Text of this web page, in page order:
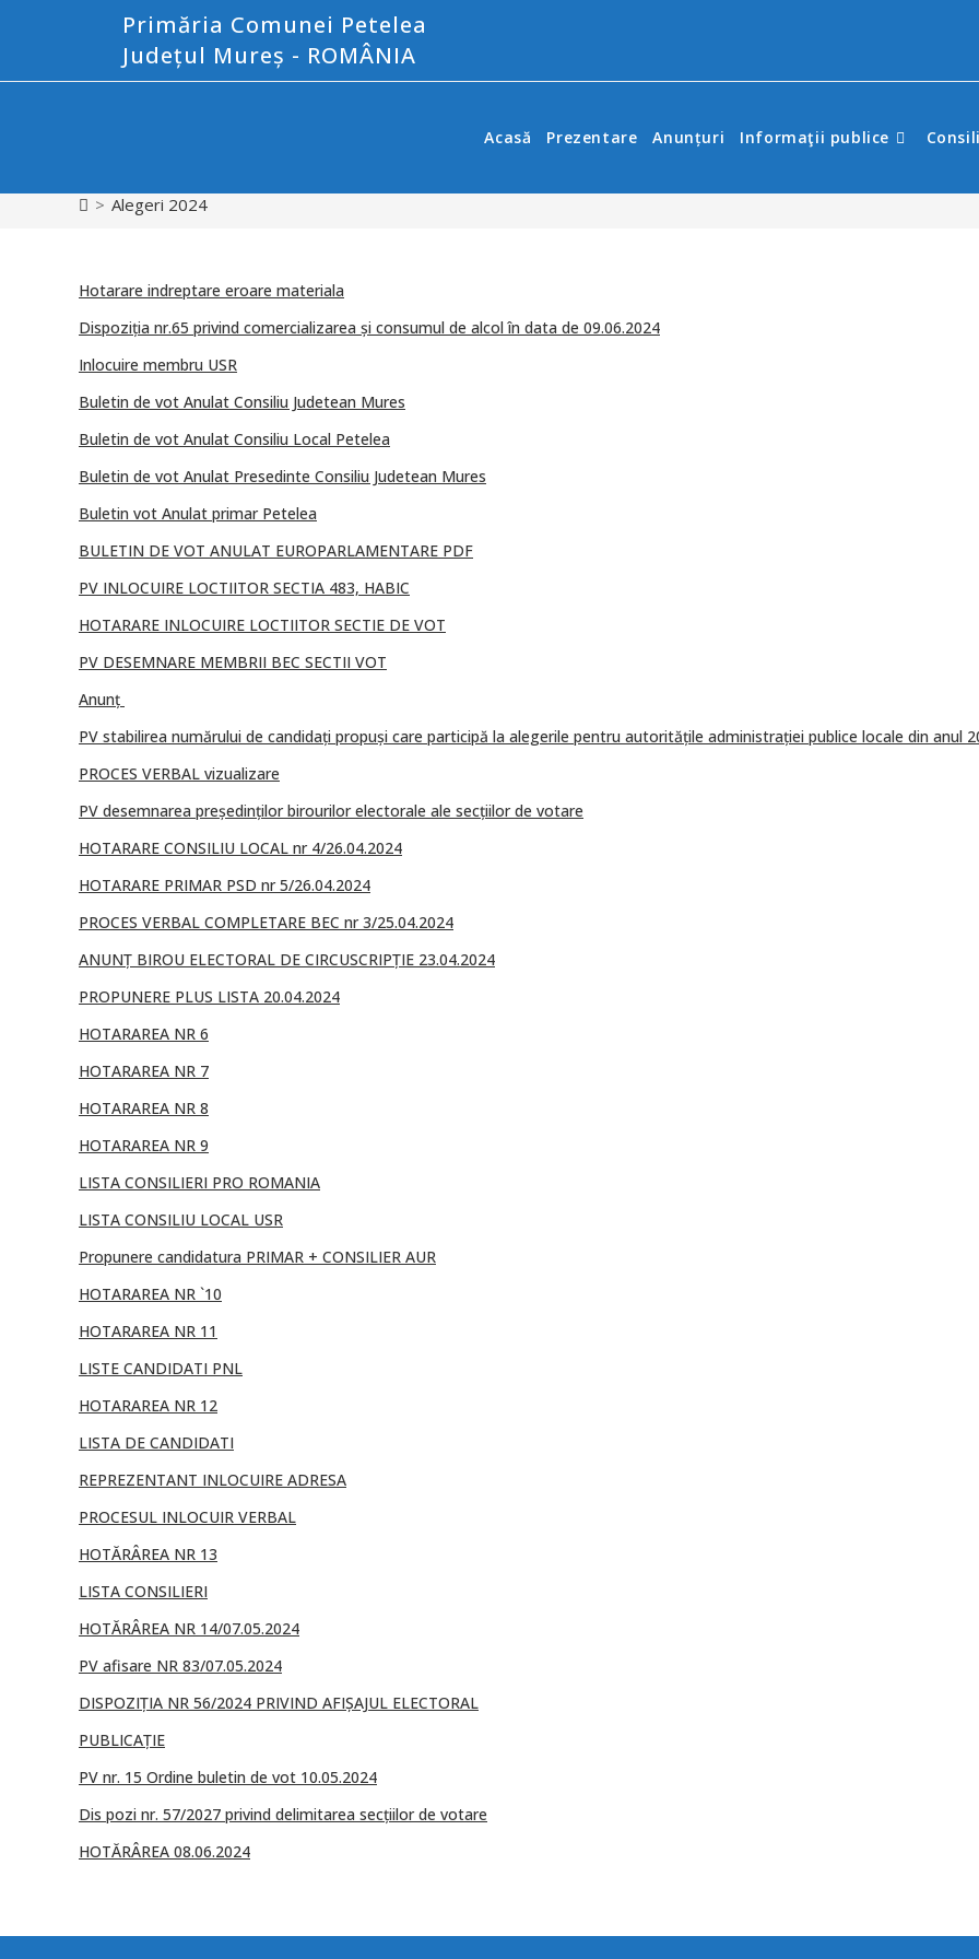
Primăria Comunei Petelea
Județul Mureș - ROMÂNIA
Acasă Prezentare Anunțuri Informaţii publice
> Alegeri 2024
Hotarare indreptare eroare materiala
Dispoziția nr.65 privind comercializarea și consumul de alcol în data de 09.06.2024
Inlocuire membru USR
Buletin de vot Anulat Consiliu Judetean Mures
Buletin de vot Anulat Consiliu Local Petelea
Buletin de vot Anulat Presedinte Consiliu Judetean Mures
Buletin vot Anulat primar Petelea
BULETIN DE VOT ANULAT EUROPARLAMENTARE PDF
PV INLOCUIRE LOCTIITOR SECTIA 483, HABIC
HOTARARE INLOCUIRE LOCTIITOR SECTIE DE VOT
PV DESEMNARE MEMBRII BEC SECTII VOT
Anunț
PV stabilirea numărului de candidați propuși care participă la alegerile pentru autoritățile administrației publice locale din anul
PROCES VERBAL vizualizare
PV desemnarea președinților birourilor electorale ale secțiilor de votare
HOTARARE CONSILIU LOCAL nr 4/26.04.2024
HOTARARE PRIMAR PSD nr 5/26.04.2024
PROCES VERBAL COMPLETARE BEC nr 3/25.04.2024
ANUNȚ BIROU ELECTORAL DE CIRCUSCRIPȚIE 23.04.2024
PROPUNERE PLUS LISTA 20.04.2024
HOTARAREA NR 6
HOTARAREA NR 7
HOTARAREA NR 8
HOTARAREA NR 9
LISTA CONSILIERI PRO ROMANIA
LISTA CONSILIU LOCAL USR
Propunere candidatura PRIMAR + CONSILIER AUR
HOTARAREA NR `10
HOTARAREA NR 11
LISTE CANDIDATI PNL
HOTARAREA NR 12
LISTA DE CANDIDATI
REPREZENTANT INLOCUIRE ADRESA
PROCESUL INLOCUIR VERBAL
HOTĂRÂREA NR 13
LISTA CONSILIERI
HOTĂRÂREA NR 14/07.05.2024
PV afisare NR 83/07.05.2024
DISPOZIȚIA NR 56/2024 PRIVIND AFIȘAJUL ELECTORAL
PUBLICAȚIE
PV nr. 15 Ordine buletin de vot 10.05.2024
Dis pozi nr. 57/2027 privind delimitarea secțiilor de votare
HOTĂRÂREA 08.06.2024